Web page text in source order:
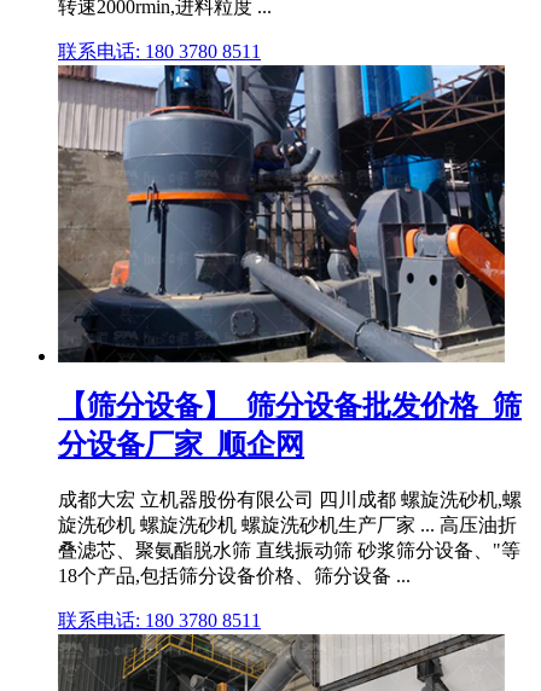
转速2000rmin,进料粒度 ...
联系电话: 180 3780 8511
【筛分设备】_筛分设备批发价格_筛
分设备厂家_顺企网
成都大宏 立机器股份有限公司 四川成都 螺旋洗砂机,螺
旋洗砂机 螺旋洗砂机 螺旋洗砂机生产厂家 ... 高压油折
叠滤芯、聚氨酯脱水筛 直线振动筛 砂浆筛分设备、"等
18个产品,包括筛分设备价格、筛分设备 ...
联系电话: 180 3780 8511